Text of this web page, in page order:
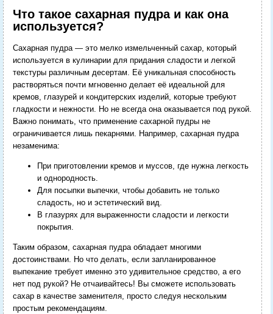
Что такое сахарная пудра и как она
используется?
Сахарная пудра — это мелко измельченный сахар, который
используется в кулинарии для придания сладости и легкой
текстуры различным десертам. Её уникальная способность
растворяться почти мгновенно делает её идеальной для
кремов, глазурей и кондитерских изделий, которые требуют
гладкости и нежности. Но не всегда она оказывается под рукой.
Важно понимать, что применение сахарной пудры не
ограничивается лишь пекарнями. Например, сахарная пудра
незаменима:
При приготовлении кремов и муссов, где нужна легкость
и однородность.
Для посыпки выпечки, чтобы добавить не только
сладость, но и эстетический вид.
В глазурях для выраженности сладости и легкости
покрытия.
Таким образом, сахарная пудра обладает многими
достоинствами. Но что делать, если запланированное
выпекание требует именно это удивительное средство, а его
нет под рукой? Не отчаивайтесь! Вы сможете использовать
сахар в качестве заменителя, просто следуя нескольким
простым рекомендациям.